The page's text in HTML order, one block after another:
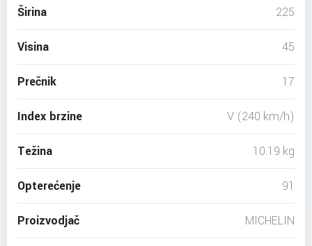
Širina 225
Visina 45
Prečnik 17
Index brzine V (240 km/h)
Težina 10.19 kg
Opterećenje 91
Proizvodjač MICHELIN